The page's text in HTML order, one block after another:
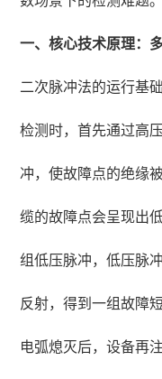
一、核心技术原理：
二次脉冲法的运行基
检测时，首先通过高
冲，使故障点的绝缘
缆的故障点会呈现出
组低压脉冲，低压脉
反射，得到一组故障
电弧熄灭后，设备再